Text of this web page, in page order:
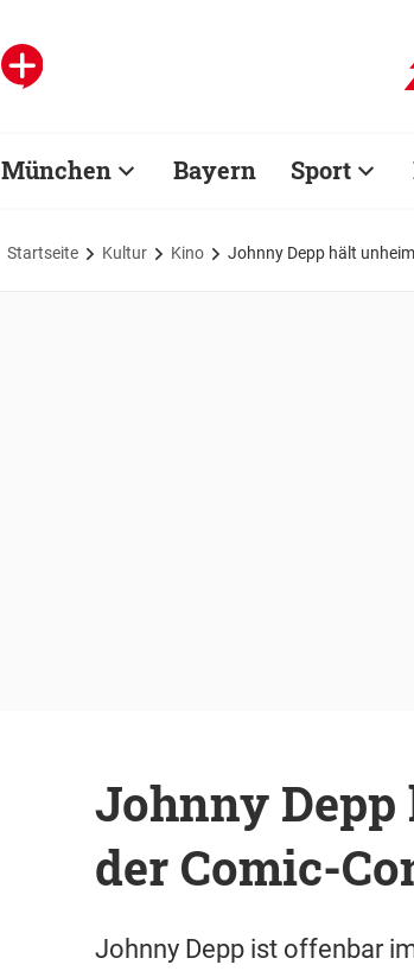
München Bayern Sport
Startseite Kultur Kino Johnny Depp hält
Johnny
der Comic-
Johnny Depp ist offenbar